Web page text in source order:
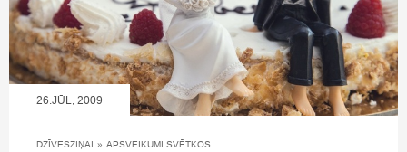
26.JŪL, 2009
DZĪVESZIŅAI » APSVEIKUMI SVĒTKOS